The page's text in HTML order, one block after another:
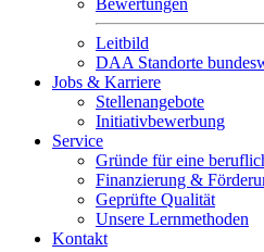
Bewertungen
Leitbild
DAA Standorte
Jobs & Karriere
Stellenangebote
Initiativbewerbung
Service
Gründe für eine
Finanzierung &
Geprüfte Qualität
Unsere Lernmethoden
Kontakt